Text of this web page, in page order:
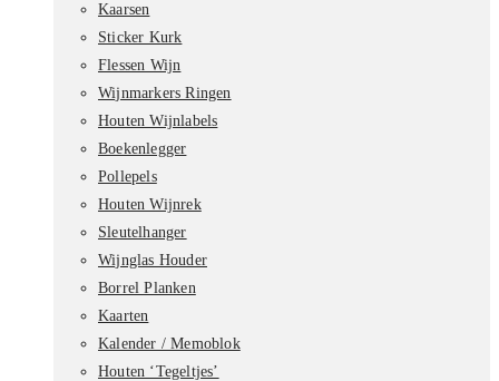
Kaarsen
Sticker Kurk
Flessen Wijn
Wijnmarkers Ringen
Houten Wijnlabels
Boekenlegger
Pollepels
Houten Wijnrek
Sleutelhanger
Wijnglas Houder
Borrel Planken
Kaarten
Kalender / Memoblok
Houten ‘Tegeltjes’